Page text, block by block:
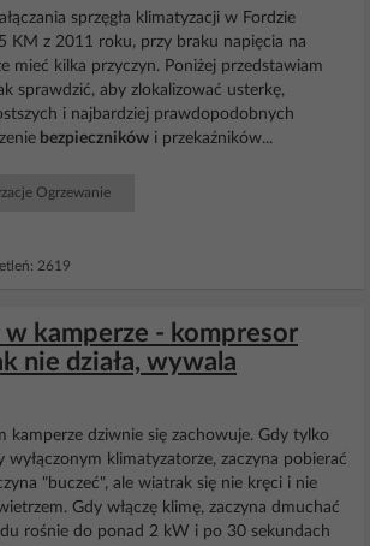
sprzęgła klimatyzacji w Fordzie
KM z 2011 roku, przy braku napięcia na
mieć kilka przyczyn. Poniżej przedstawiam
sprawdzić, aby zlokalizować usterkę,
i najbardziej prawdopodobnych
bezpieczników i przekaźników...
Ogrzewanie
2619
w kamperze - kompresor
nie działa, wywala
kamperze dziwnie się zachowuje. Gdy tylko
wyłączonym klimatyzatorze, zaczyna pobierać
"buczeć", ale wiatrak się nie kręci i nie
Gdy włączę klimę, zaczyna dmuchać
rośnie do ponad 2 kW i po 30 sekundach